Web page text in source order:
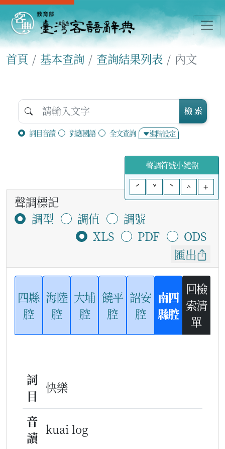
首頁 基本查詢 查詢結果列表 內文
詞目音讀 對應國語 全文查詢 進階設定
檢 索
聲調符號小鍵盤
ˊ
ˇ ˋ ^ +
聲調標記
調型
調值
調號
XLS
PDF
ODS
匯出
四縣
腔
海陸
腔
大埔
腔
饒平
腔
詔安
腔
南四
縣腔
回檢
索清
單
詞
目
快樂
音
讀
kuai log